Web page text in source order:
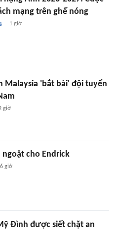
mạng trên ghế nóng
1 giờ
Malaysia 'bắt bài' đội tuyển
giờ
ngoặt cho Endrick
6 giờ
Đình được siết chặt an